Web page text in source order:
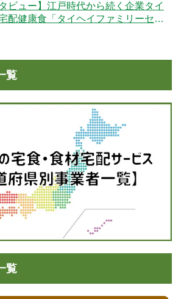
タビュー】江戸時代から続く企業タイ
配健康食「タイヘイファミリーセッ
覧
覧